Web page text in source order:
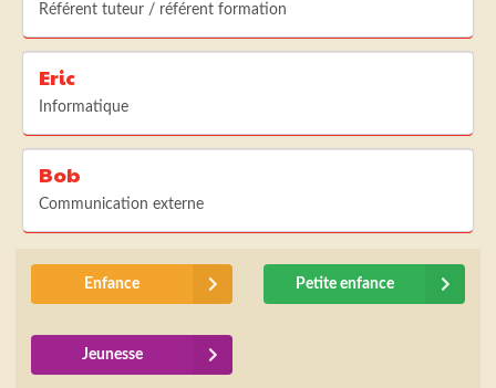
Référent tuteur / référent formation
Eric
Informatique
Bob
Communication externe
Enfance Petite enfance
Jeunesse